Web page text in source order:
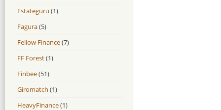
Estateguru (1)
Fagura(5)
Fellow Finance(7)
FF Forest(1)
Finbee(51)
Giromatch (1)
HeavyFinance(1)